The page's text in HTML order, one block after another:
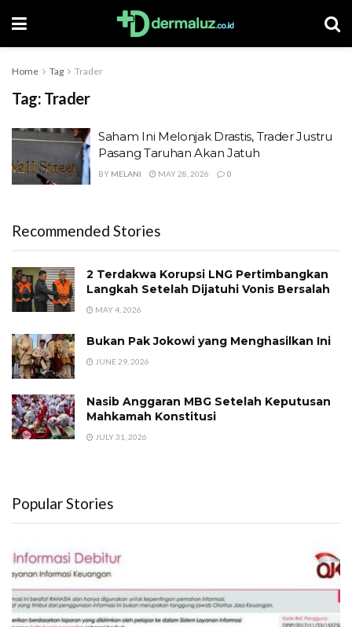
Home Tag Trader
Tag: Trader
Saham Ini Melonjak Drastis, Trader Justru
Pasang Taruhan Akan Jatuh
BY MELANI MAY 28, 2026 0
Recommended Stories
2 Terdakwa Korupsi LNG Pertimbangkan
Langkah Setelah Dijatuhi Vonis Bersalah
MAY 4, 2026
Bukan Pak Jokowi yang Menghasilkan Ini
JUNE 29, 2026
Nasib Anggaran MBG Setelah Keputusan
Mahkamah Konstitusi
JULY 31, 2026
Popular Stories